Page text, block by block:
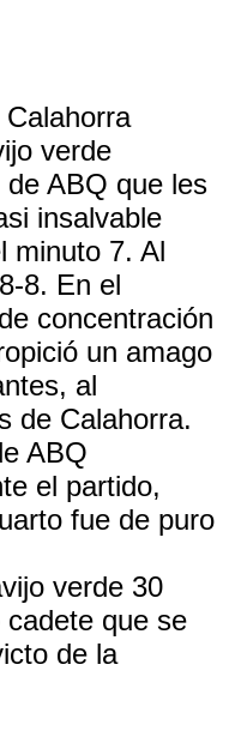
verde
ABQ que les
insalvable
minuto 7. Al
8. En el
concentración
un amago
al
de Calahorra.
ABQ
el partido,
fue de puro
verde 30
cadete que se
de la